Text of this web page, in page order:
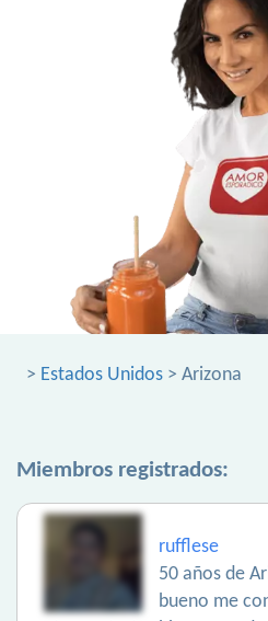
> Estados Unidos > Arizona
Miembros registrados:
rufflese
50 años de
bueno me